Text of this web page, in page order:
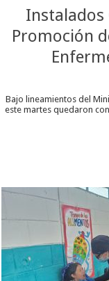
Instalados
Promoción
Bajo lineamientos del
este martes quedaron